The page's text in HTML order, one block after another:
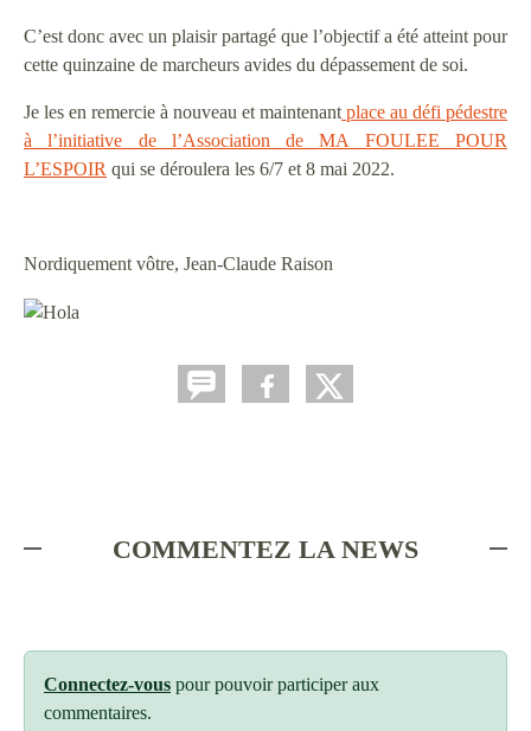
C’est donc avec un plaisir partagé que l’objectif a été atteint pour
cette quinzaine de marcheurs avides du dépassement de soi.
Je les en remercie à nouveau et maintenant place au défi pédestre
à l’initiative de l’Association de MA FOULEE POUR
L’ESPOIR qui se déroulera les 6/7 et 8 mai 2022.
Nordiquement vôtre, Jean-Claude Raison
COMMENTEZ LA NEWS
Connectez-vous pour pouvoir participer aux
commentaires.